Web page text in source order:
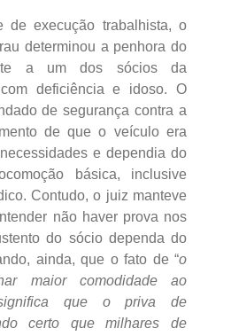
de execução trabalhista, o
determinou a penhora do
a um dos sócios da
deficiência e idoso. O
de segurança contra a
de que o veículo era
e dependia do
básica, inclusive
Contudo, o juiz manteve
não haver prova nos
do sócio dependa do
ainda, que o fato de “o
maior comodidade ao
que o priva de
certo que milhares de